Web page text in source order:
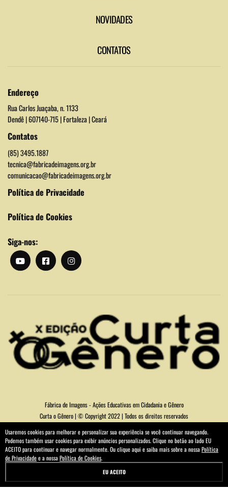
NOVIDADES
CONTATOS
Endereço
Rua Carlos Juaçaba, n. 1133
Dendê | 607140-715 | Fortaleza | Ceará
Contatos
(85) 3495.1887
tecnica@fabricadeimagens.org.br
comunicacao@fabricadeimagens.org.br
Política de Privacidade
Política de Cookies
Siga-nos:
Fábrica de Imagens - Ações Educativas em Cidadania e Gênero
Curta o Gênero | © Copyright 2022 | Todos os direitos reservados
Usaremos cookies para melhorar e personalizar sua experiência se você continuar navegando.
Podemos também usar cookies para exibir anúncios personalizados. Clique no botão ao lado EU
ACEITO para continuar e navegar normalmente. Ou clique aqui e saiba mais sobre a nossaPolítica
de Privacidadee a nossaPolítica de Cookies.
EU ACEITO